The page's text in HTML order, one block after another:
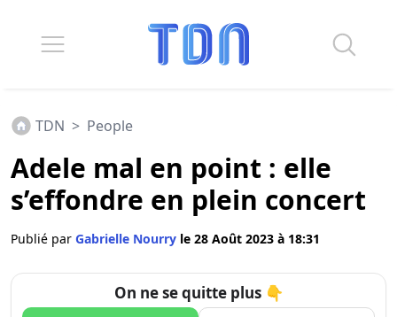
TDN > People
Adele mal en point : elle
s’effondre en plein concert
Publié par Gabrielle Nourry le 28 Août 2023 à 18:31
On ne se quitte plus 👇